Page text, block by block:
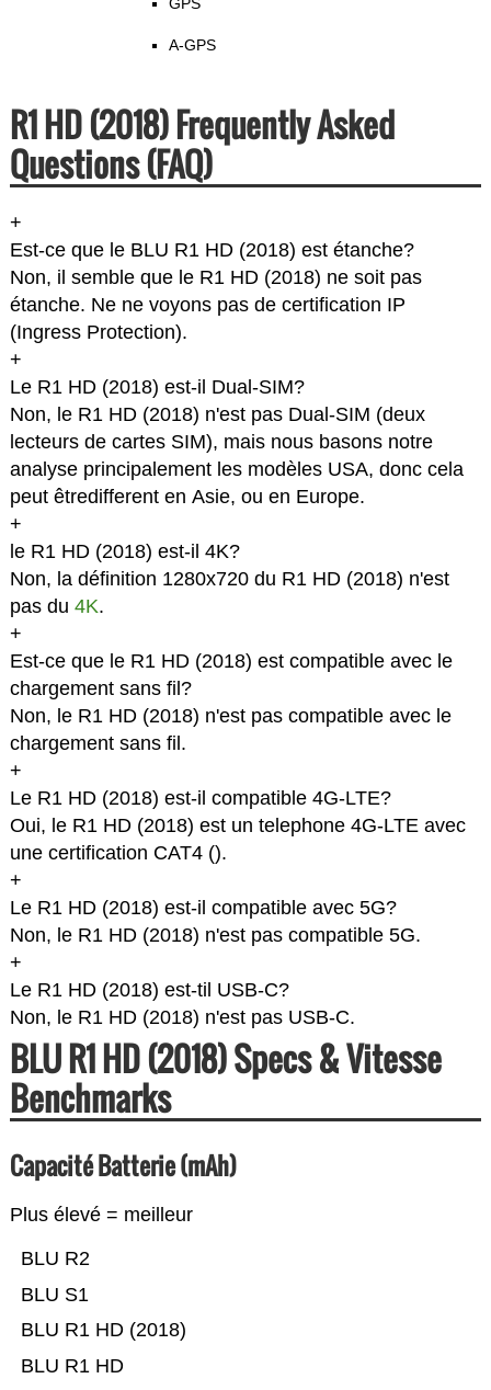
A-GPS
R1 HD (2018) Frequently Asked
Questions (FAQ)
+
Est-ce que le BLU R1 HD (2018) est étanche?
Non, il semble que le R1 HD (2018) ne soit pas
étanche. Ne ne voyons pas de certification IP
(Ingress Protection).
+
Le R1 HD (2018) est-il Dual-SIM?
Non, le R1 HD (2018) n'est pas Dual-SIM (deux
lecteurs de cartes SIM), mais nous basons notre
analyse principalement les modèles USA, donc cela
peut êtredifferent en Asie, ou en Europe.
+
le R1 HD (2018) est-il 4K?
Non, la définition 1280x720 du R1 HD (2018) n'est
pas du 4K.
+
Est-ce que le R1 HD (2018) est compatible avec le
chargement sans fil?
Non, le R1 HD (2018) n'est pas compatible avec le
chargement sans fil.
+
Le R1 HD (2018) est-il compatible 4G-LTE?
Oui, le R1 HD (2018) est un telephone 4G-LTE avec
une certification CAT4 ().
+
Le R1 HD (2018) est-il compatible avec 5G?
Non, le R1 HD (2018) n'est pas compatible 5G.
+
Le R1 HD (2018) est-til USB-C?
Non, le R1 HD (2018) n'est pas USB-C.
BLU R1 HD (2018) Specs & Vitesse
Benchmarks
Capacité Batterie (mAh)
Plus élevé = meilleur
BLU R1 HD
BLU R1 HD (2018)
BLU S1
BLU R2